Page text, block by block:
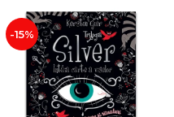
-15%